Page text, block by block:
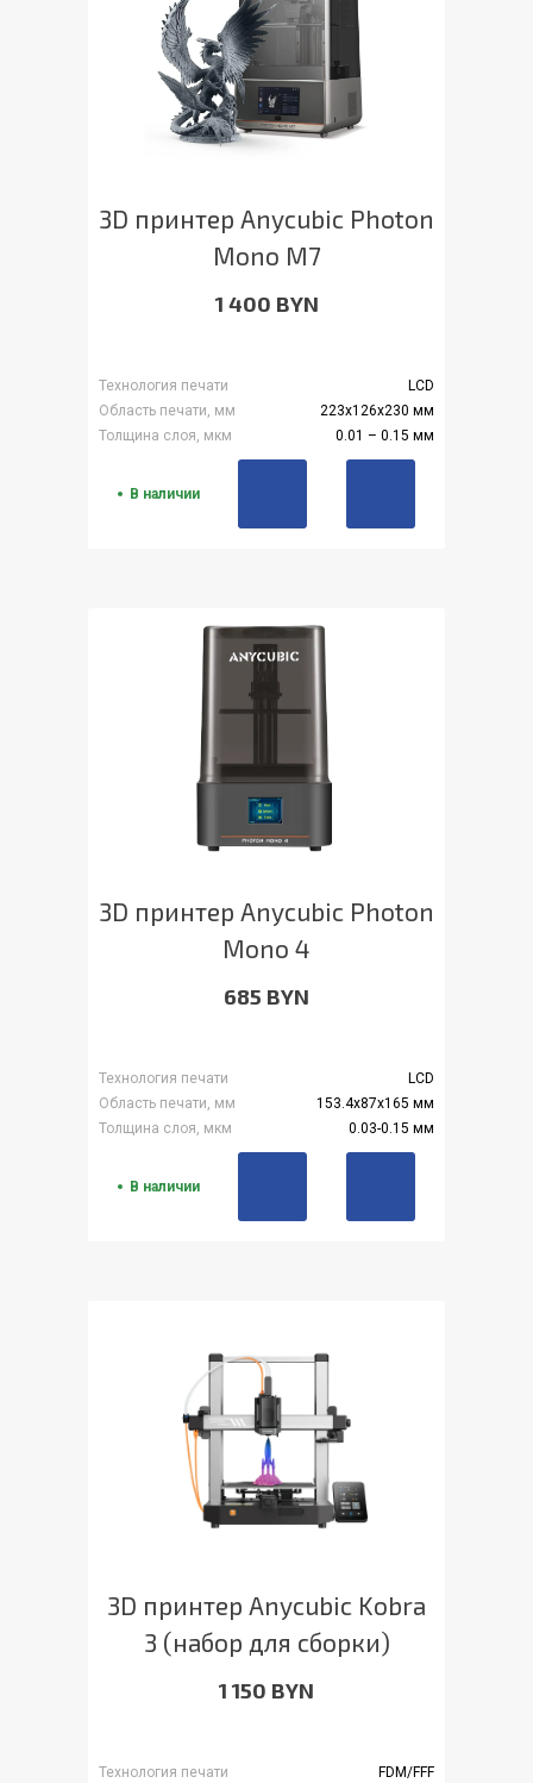
3D принтер Anycubic Photon
Mono M7
1 400 BYN
Технология печати
LCD
Область печати, мм
223x126x230 мм
Толщина слоя, мкм
0.01 – 0.15 мм
В наличии
3D принтер Anycubic Photon
Mono 4
685 BYN
Технология печати
LCD
Область печати, мм
153.4x87x165 мм
Толщина слоя, мкм
0.03-0.15 мм
В наличии
3D принтер Anycubic Kobra
3 (набор для сборки)
1 150 BYN
Технология печати FDM/FFF